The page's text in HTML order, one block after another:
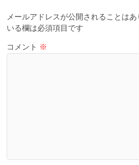
メールアドレスが公開されることはあ
いる欄は必須項目です
コメント ※